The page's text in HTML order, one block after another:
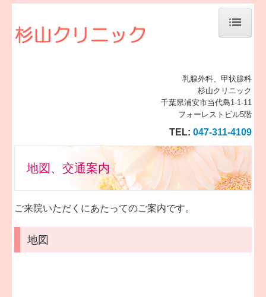
個人情報保護方針・施設基準等
乳腺外科、甲状腺科
杉山クリニック
千葉県浦安市当代島1-1-11
フォーレストビル5階
TEL: 047-311-4109
地図、交通案内
ご来院いただくにあたってのご案内です。
地図